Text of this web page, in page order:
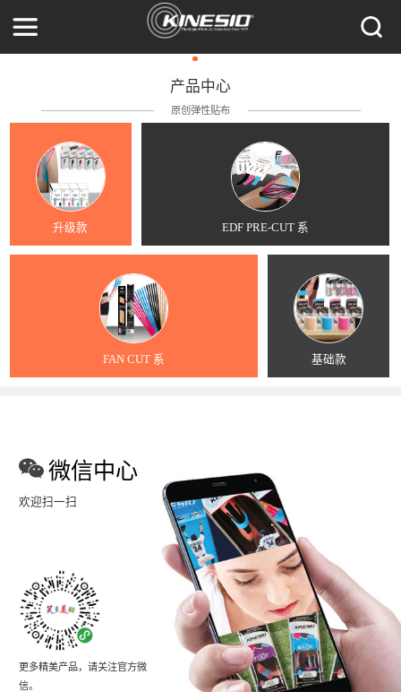
产品中心
原创弹性贴布
升级款 EDF PRE-CUT 系
FAN CUT 系 基础款
微信中心
欢迎扫一扫
更多精美产品，请关注官方微
信。